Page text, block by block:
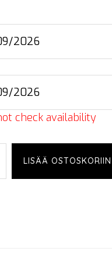
check availability
LISÄÄ OSTOSKORIIN